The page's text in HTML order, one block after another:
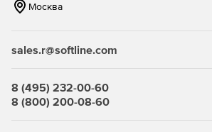
Москва
sales.r@softline.com
8 (495) 232-00-60
8 (800) 200-08-60